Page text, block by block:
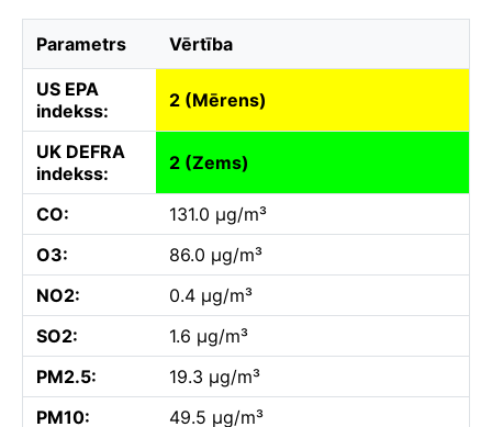
Parametrs Vērtība
US EPA
indekss:
2 (Mērens)
UK DEFRA
indekss:
2 (Zems)
CO:
131.0 µg/m³
O3:
86.0 µg/m³
NO2:
0.4 µg/m³
SO2:
1.6 µg/m³
PM2.5:
19.3 µg/m³
PM10:
49.5 µg/m³